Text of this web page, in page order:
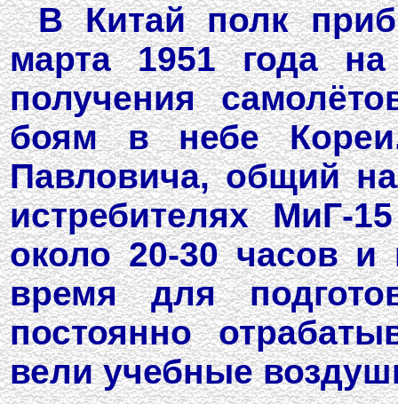
В Китай полк
марта 1951 года
получения
боям в небе
Павловича, общий
истребителях МиГ-
около 20-30 часов и
время для
постоянно
вели учебные